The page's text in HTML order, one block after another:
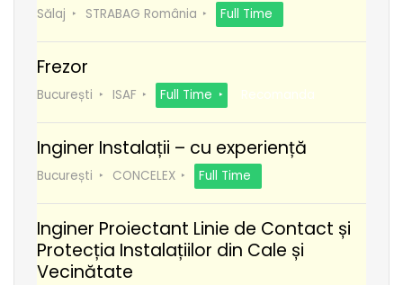
Sălaj
STRABAG România Full Time
Frezor
București ISAF Full Time Recomanda
Inginer Instalații – cu experiență
București CONCELEX Full Time
Inginer Proiectant Linie de Contact și
Protecția Instalațiilor din Cale și
Vecinătate